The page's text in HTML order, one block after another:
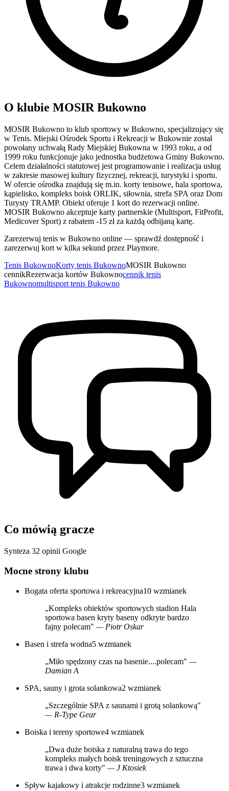
O klubie MOSIR Bukowno
MOSIR Bukowno to klub sportowy w Bukowno, specjalizujący się
w Tenis. Miejski Ośrodek Sportu i Rekreacji w Bukownie został
powołany uchwałą Rady Miejskiej Bukowna w 1993 roku, a od
1999 roku funkcjonuje jako jednostka budżetowa Gminy Bukowno.
Celem działalności statutowej jest programowanie i realizacja usług
w zakresie masowej kultury fizycznej, rekreacji, turystyki i sportu.
W ofercie ośrodka znajdują się m.in. korty tenisowe, hala sportowa,
kąpielisko, kompleks boisk ORLIK, siłownia, strefa SPA oraz Dom
Turysty TRAMP. Obiekt oferuje 1 kort do rezerwacji online.
MOSIR Bukowno akceptuje karty partnerskie (Multisport, FitProfit,
Medicover Sport) z rabatem -15 zł za każdą odbijaną kartę.
Zarezerwuj tenis w Bukowno online — sprawdź dostępność i
zarezerwuj kort w kilka sekund przez Playmore.
Tenis BukownoKorty tenis BukownoMOSIR Bukowno
cennikRezerwacja kortów Bukownocennik tenis
Bukownomultisport tenis Bukowno
Co mówią gracze
Synteza 32 opinii Google
Mocne strony klubu
Bogata oferta sportowa i rekreacyjna10 wzmianek
„Kompleks obiektów sportowych stadion Hala
sportowa basen kryty baseny odkryte bardzo
fajny polecam" — Piotr Oskar
Basen i strefa wodna5 wzmianek
„Miło spędzony czas na basenie....polecam" —
Damian A
SPA, sauny i grota solankowa2 wzmianek
„Szczególnie SPA z saunami i grotą solankową"
— R-Type Gear
Boiska i tereny sportowe4 wzmianek
„Dwa duże boiska z naturalną trawa do tego
kompleks małych boisk treningowych z sztuczna
trawa i dwa korty" — J Ktosiek
Spływ kajakowy i atrakcje rodzinne3 wzmianek